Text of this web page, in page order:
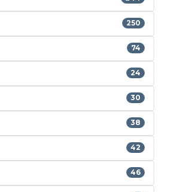
250
74
24
30
38
42
46